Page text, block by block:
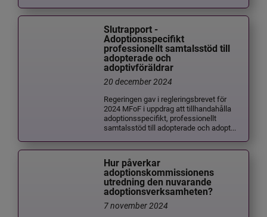
Slutrapport -
Adoptionsspecifikt
professionellt samtalsstöd till
adopterade och
adoptivföräldrar
20 december 2024
Regeringen gav i regleringsbrevet för
2024 MFoF i uppdrag att tillhandahålla
adoptionsspecifikt, professionellt
samtalsstöd till adopterade och adopt...
Hur påverkar
adoptionskommissionens
utredning den nuvarande
adoptionsverksamheten?
7 november 2024